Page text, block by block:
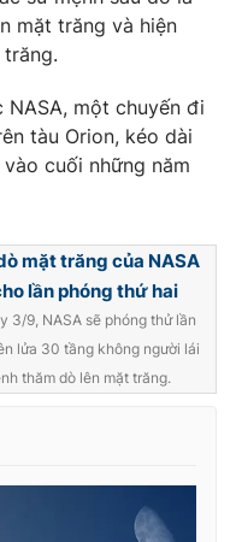
mặt trăng và hiện
NASA, một chuyến đi
tàu Orion, kéo dài
cuối những năm
mặt trăng của NASA
lần phóng thứ hai
3/9, NASA sẽ phóng thử lần
lửa 30 tầng không người lái
thăm dò lên mặt trăng.